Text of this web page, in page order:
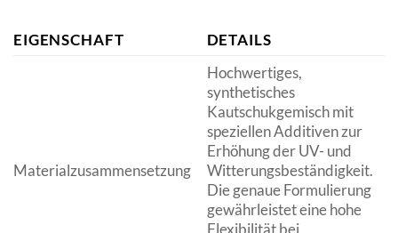
EIGENSCHAFT DETAILS
Materialzusammensetzung
Hochwertiges,
synthetisches
Kautschukgemisch mit
speziellen Additiven zur
Erhöhung der UV- und
Witterungsbeständigkeit.
Die genaue Formulierung
gewährleistet eine hohe
Flexibilität bei